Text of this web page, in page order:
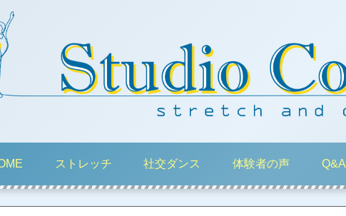
ストレッチ 社交ダンス 体験者の声 Q&A